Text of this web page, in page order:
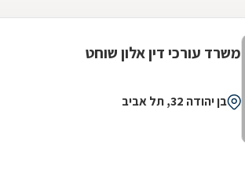
משרד עורכי דין אלון שוחט
בן יהודה 32, תל אביב